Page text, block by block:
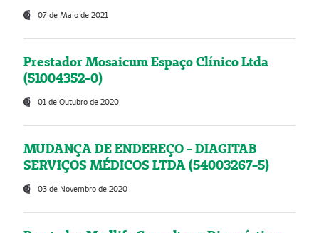
07 de Maio de 2021
Prestador Mosaicum Espaço Clínico Ltda
(51004352-0)
01 de Outubro de 2020
MUDANÇA DE ENDEREÇO - DIAGITAB
SERVIÇOS MÉDICOS LTDA (54003267-5)
03 de Novembro de 2020